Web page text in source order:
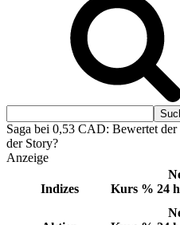
Saga bei 0,53 CAD: Bewertet
der Story?
Anzeige
Indizes Kurs % 24